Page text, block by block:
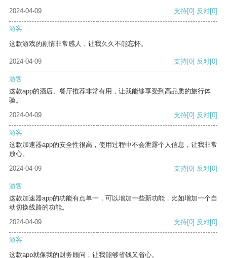
2024-04-09 支持[0] 反对[0]
游客
这款游戏的剧情非常感人，让我久久不能忘怀。
2024-04-09 支持[0] 反对[0]
游客
这款app的酒店、餐厅推荐非常有用，让我能够享受到高品质的旅行体
验。
2024-04-09
支持[0] 反对[0]
游客
这款加速器app的安全性很高，使用过程中不会泄露个人信息，让我非常
放心。
2024-04-09
支持[0] 反对[0]
游客
这款加速器app的功能有点单一，可以增加一些新功能，比如增加一个自
动切换线路的功能。
2024-04-09
支持[0] 反对[0]
游客
这款app就像我的财务顾问，让我能够省钱又省心。